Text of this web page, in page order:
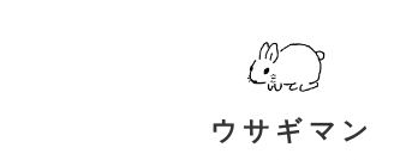
ウサギマン